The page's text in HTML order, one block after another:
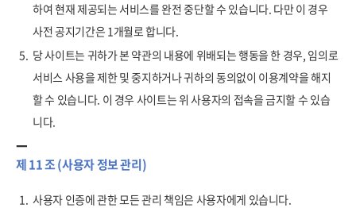
하여 현재 제공되는 서비스를 완전 중단할 수 있습니다. 다만 이 경우
사전 공지기간은 1개월로 합니다.
5. 당 사이트는 귀하가 본 약관의 내용에 위배되는 행동을 한 경우, 임의로
서비스 사용을 제한 및 중지하거나 귀하의 동의없이 이용계약을 해지
할 수 있습니다. 이 경우 사이트는 위 사용자의 접속을 금지할 수 있습
니다.
제 11 조 (사용자 정보 관리)
1. 사용자 인증에 관한 모든 관리 책임은 사용자에게 있습니다.